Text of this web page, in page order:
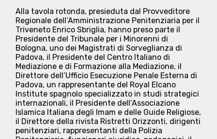
Alla tavola rotonda, presieduta dal Provveditore
Regionale dell’Amministrazione Penitenziaria per il
Triveneto Enrico Sbriglia, hanno preso parte il
Presidente del Tribunale per i Minorenni di
Bologna, uno dei Magistrati di Sorveglianza di
Padova, il Presidente del Centro Italiano di
Mediazione e di Formazione alla Mediazione, il
Direttore dell’Ufficio Esecuzione Penale Esterna di
Padova, un rappresentante del Royal Elcano
Institute spagnolo specializzato in studi strategici
internazionali, il Presidente dell’Associazione
Islamica Italiana degli Imam e delle Guide Religiose,
il Direttore della rivista Ristretti Orizzonti, dirigenti
penitenziari, rappresentanti della Polizia